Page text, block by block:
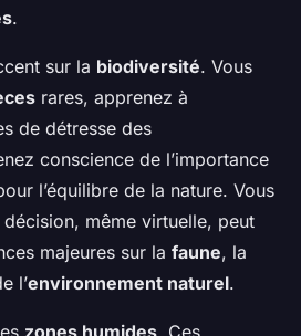
.
sur la biodiversité. Vous
rares, apprenez à
de détresse des
conscience de l’importance
l’équilibre de la nature. Vous
même virtuelle, peut
majeures sur la faune, la
l’environnement naturel.